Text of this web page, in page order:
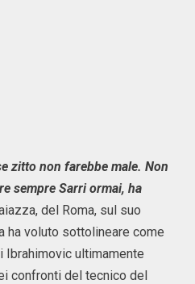
zitto non farebbe male. Non
sempre Sarri ormai, ha
del Roma, sul suo
ha voluto sottolineare come
Ibrahimovic ultimamente
confronti del tecnico del